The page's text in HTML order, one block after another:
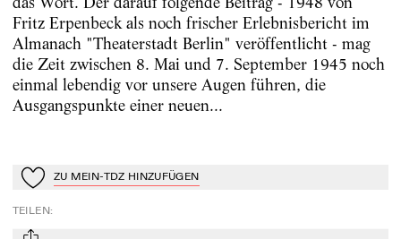
Fritz Erpenbeck als noch frischer Erlebnisbericht im
Almanach "Theaterstadt Berlin" veröffentlicht - mag
die Zeit zwischen 8. Mai und 7. September 1945 noch
einmal lebendig vor unsere Augen führen, die
Ausgangspunkte einer neuen...
Zu Mein-TdZ hinzufügen
ZU MEIN-TDZ HINZUFÜGEN
TEILEN: